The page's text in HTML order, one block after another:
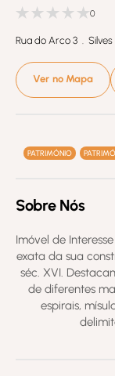
0
Rua do Arco 3 .
Ver no Mapa
PATRIMÓNIO
Sobre Nós
Imóvel de
exata da sua
séc. XVI.
de diferentes
espirais,